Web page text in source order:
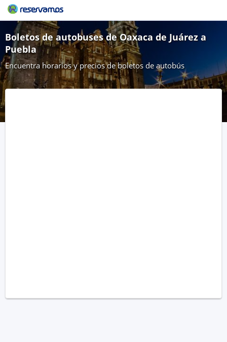
Boletos de autobuses de Oaxaca de Juárez a
Puebla
Encuentra horarios y precios de boletos de autobús